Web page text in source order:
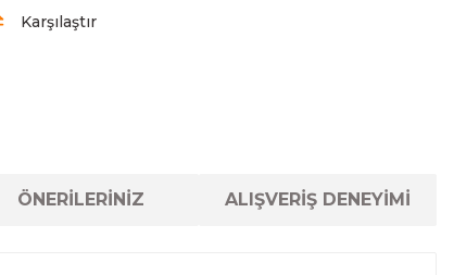
Karşılaştır
ÖNERİLERİNİZ ALIŞVERİŞ DENEYİMİ